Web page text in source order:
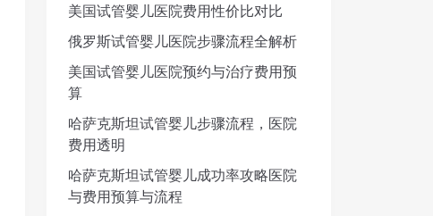
美国试管婴儿医院费用性价比对比
俄罗斯试管婴儿医院步骤流程全解析
美国试管婴儿医院预约与治疗费用预
算
哈萨克斯坦试管婴儿步骤流程，医院
费用透明
哈萨克斯坦试管婴儿成功率攻略医院
与费用预算与流程